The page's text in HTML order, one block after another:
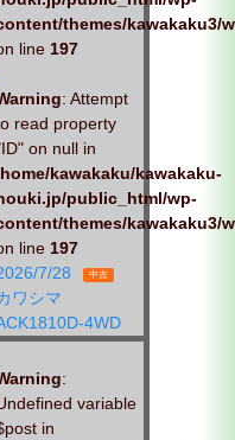
themes/kawakaku3/
line 197
: Attempt
read property
on null in
kawakaku/kawakaku-
public_html/wp-
themes/kawakaku3/
line 197
7/28
中古
ワシマ
4WD
:
variable
in